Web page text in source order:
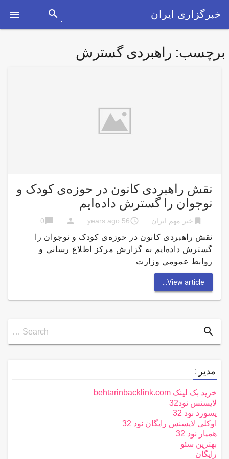
 خبرگزاری ایران search
برچسب: راهبردی گسترش
نقش راهبردی کانون در حوزه‌ی کودک و
نوجوان را گسترش داده‌ایم
bookmark خبر مهم ایران access_time
56 years ago
person
chat_bubble
0
نقش راهبردی کانون در حوزه‌ی کودک و نوجوان را
گسترش داده‌ایم به گزارش مركز اطلاع رساني و
روابط عمومي وزارت …
View article...
Search
for
Search … search
مدیر :
خرید بک لینک behtarinbacklink.com
لایسنس نود32
پسورد نود 32
اوکلی لایسنس رایگان نود 32
همیار نود 32
بهترین سئو
رایگان